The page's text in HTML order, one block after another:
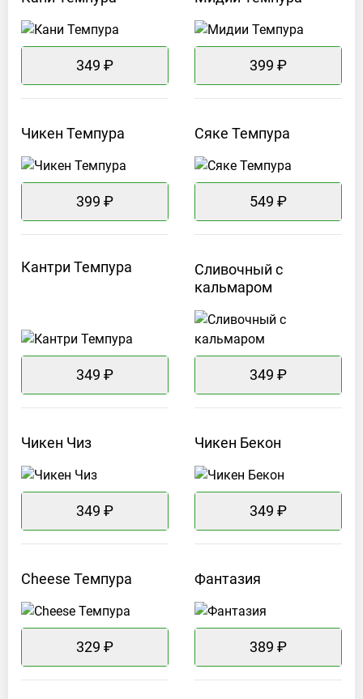
349 ₽ 399 ₽
Чикен Темпура
399 ₽
Сяке Темпура
549 ₽
Кантри Темпура
349 ₽
Сливочный с
кальмаром
349 ₽
Чикен Чиз
349 ₽
Чикен Бекон
349 ₽
Cheese Темпура
329 ₽
Фантазия
389 ₽